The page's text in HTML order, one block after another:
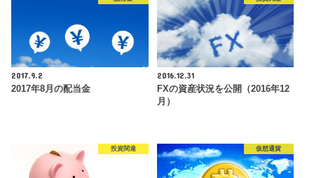
2017.9.2
2017年8月の配当金
2016.12.31
FXの資産状況を公開（2016年12
月）
投資関連 仮想通貨